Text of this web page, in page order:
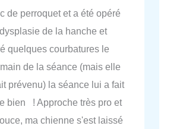
de perroquet et a été opéré
de la hanche et
quelques courbatures le
de la séance (mais elle
prévenu) la séance lui a fait
bien ! Approche très pro et
ma chienne s'est laissé